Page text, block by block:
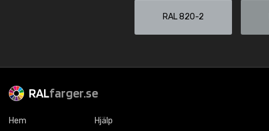
RAL 820-2
RALfarger.se
Hem Hjälp